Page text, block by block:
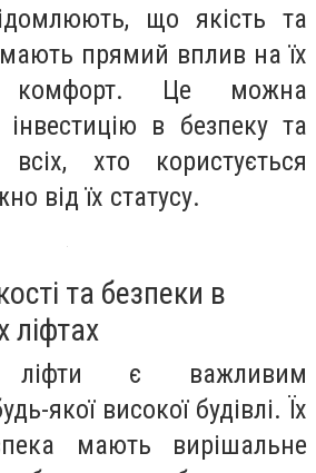
що якість та
мають прямий вплив на їх
комфорт. Це можна
в безпеку та
хто користується
від їх статусу.
та безпеки в
ліфтах
ліфти є важливим
якої високої будівлі. Їх
мають вирішальне